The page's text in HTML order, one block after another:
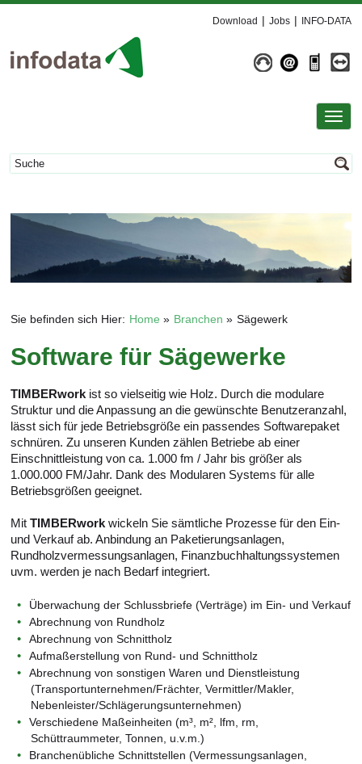
Download Jobs INFO-DATA
Sie befinden sich Hier: Home Branchen Sägewerk
Software für Sägewerke
TIMBERwork ist so vielseitig wie Holz. Durch die modulare
Struktur und die Anpassung an die gewünschte Benutzeranzahl,
lässt sich für jede Betriebsgröße ein passendes Softwarepaket
schnüren. Zu unseren Kunden zählen Betriebe ab einer
Einschnittleistung von ca. 1.000 fm / Jahr bis größer als
1.000.000 FM/Jahr. Dank des Modularen Systems für alle
Betriebsgrößen geeignet.
MitTIMBERworkwickeln Sie sämtliche Prozesse für den Ein-
und Verkauf ab. Anbindung an Paketierungsanlagen,
Rundholzvermessungsanlagen, Finanzbuchhaltungssystemen
uvm. werden je nach Bedarf integriert.
Überwachung der Schlussbriefe (Verträge) im Ein- und Verkauf
Abrechnung von Rundholz
Abrechnung von Schnittholz
Aufmaßerstellung von Rund- und Schnittholz
Abrechnung von sonstigen Waren und Dienstleistung
(Transportunternehmen/Frächter, Vermittler/Makler,
Nebenleister/Schlägerungsunternehmen)
Verschiedene Maßeinheiten (m³, m², lfm, rm,
Schüttraummeter, Tonnen, u.v.m.)
Branchenübliche Schnittstellen (Vermessungsanlagen,